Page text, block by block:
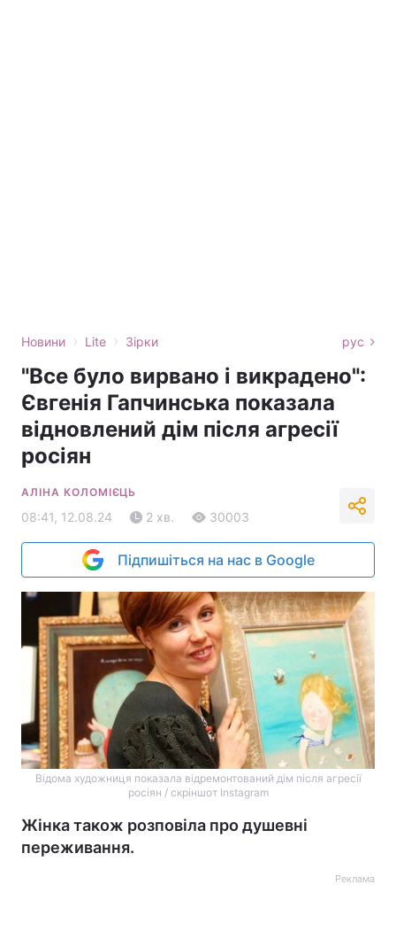
Новини › Lite › Зірки рус
"Все було вирвано і викрадено":
Євгенія Гапчинська показала
відновлений дім після агресії
росіян
АЛІНА КОЛОМІЄЦЬ
08:41, 12.08.24 2 хв. 30003
Підпишіться на нас в Google
Відома художниця показала відремонтований дім після агресії
росіян / скріншот Instagram
Жінка також розповіла про душевні
переживання.
Реклама